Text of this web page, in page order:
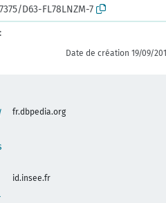
D63-FL78LNZM-7
Date de création 19/09/
fr.dbpedia.org
id.insee.fr